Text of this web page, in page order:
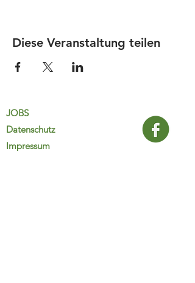
Diese Veranstaltung teilen
JOBS
Datenschutz
Impressum